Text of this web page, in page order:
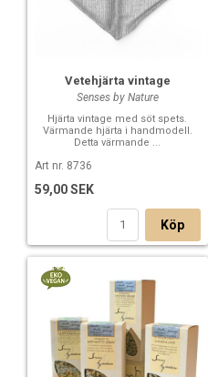
Vetehjärta vintage
Senses by Nature
Hjärta vintage med söt spets.
Värmande hjärta i handmodell.
Detta värmande ...
Art nr. 8736
59,00 SEK
Köp